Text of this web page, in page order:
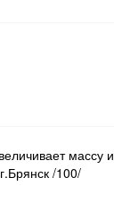
массу и
/100/